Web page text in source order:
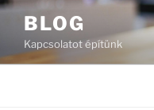
Tartalomhoz
BLOG
Kapcsolatot építünk